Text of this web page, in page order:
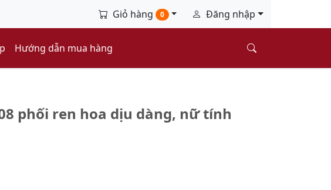
Giỏ hàng 0 Đăng nhập
Hướng dẫn mua hàng
phối ren hoa dịu dàng, nữ tính